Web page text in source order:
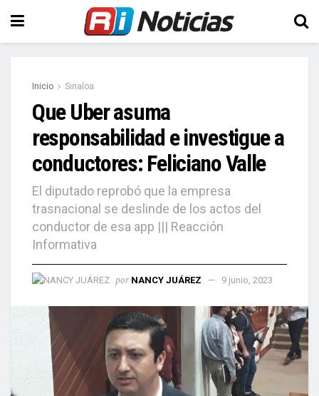
Inicio Sinaloa
Que Uber asuma
responsabilidad e investigue a
conductores: Feliciano Valle
El diputado reprobó que la empresa
trasnacional se deslinde de los actos del
conductor de esa app ||| Reacción
Informativa
por NANCY JUÁREZ 9 junio, 2023